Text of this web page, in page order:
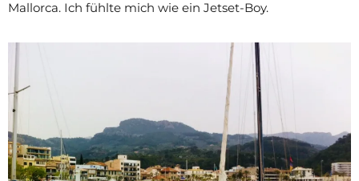
Mallorca. Ich fühlte mich wie ein Jetset-Boy.